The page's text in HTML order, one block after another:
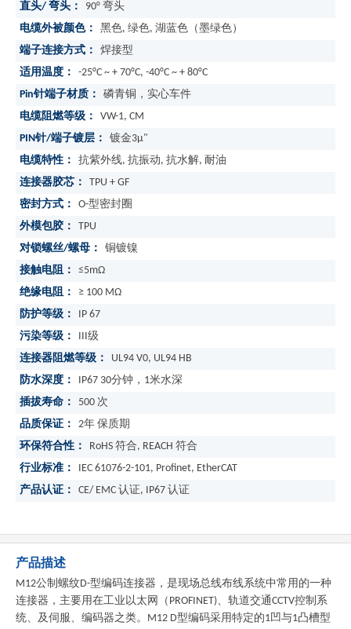
直头/ 弯头：
90° 弯头
电缆外被颜色：
黑色, 绿色, 湖蓝色（墨绿色）
端子连接方式：
焊接型
适用温度：
-25°C ~ + 70°C, -40°C ~ + 80°C
Pin针端子材质：
磷青铜，实心车件
电缆阻燃等级：
VW-1, CM
PIN针/端子镀层：
镀金3μ"
电缆特性：
抗紫外线, 抗振动, 抗水解, 耐油
连接器胶芯：
TPU + GF
密封方式：
O-型密封圈
外模包胶：
TPU
对锁螺丝/螺母：
铜镀镍
接触电阻：
≤5mΩ
绝缘电阻：
≥ 100 MΩ
防护等级：
IP 67
污染等级：
III级
连接器阻燃等级：
UL94 V0, UL94 HB
防水深度：
IP67 30分钟，1米水深
插拔寿命：
500 次
品质保证：
2年 保质期
环保符合性：
RoHS 符合, REACH 符合
行业标准：
IEC 61076-2-101, Profinet, EtherCAT
产品认证：
CE/ EMC 认证, IP67 认证
产品描述
M12公制螺纹D-型编码连接器，是现场总线布线系统中常用的一种
连接器，主要用在工业以太网（ PROFINET)、轨道交通CCTV控制系
统、及伺服、编码器之类。 M12 D型编码采用特定的1凹与1凸槽型